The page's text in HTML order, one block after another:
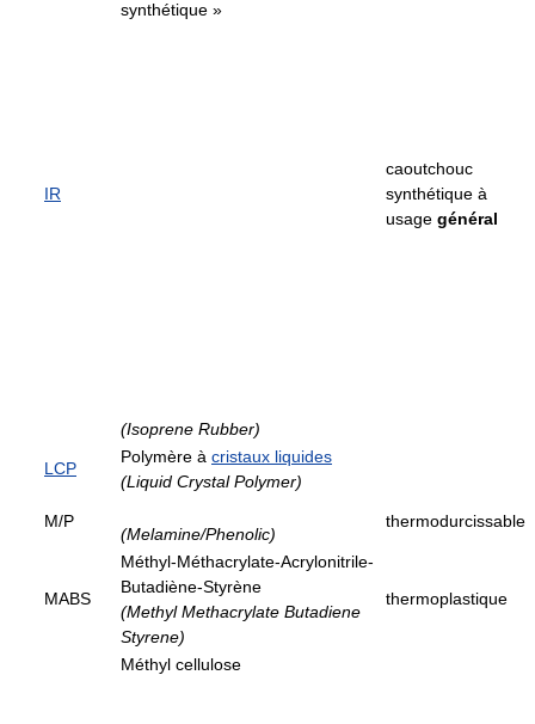
IR
synthétique »
(Isoprene Rubber)
caoutchouc
synthétique à
usage général
LCP
Polymère à cristaux liquides
(Liquid Crystal Polymer)
M/P
(Melamine/Phenolic)
thermodurcissable
MABS
Méthyl-Méthacrylate-Acrylonitrile-
Butadiène-Styrène
(Methyl Methacrylate Butadiene
Styrene)
thermoplastique
Méthyl cellulose